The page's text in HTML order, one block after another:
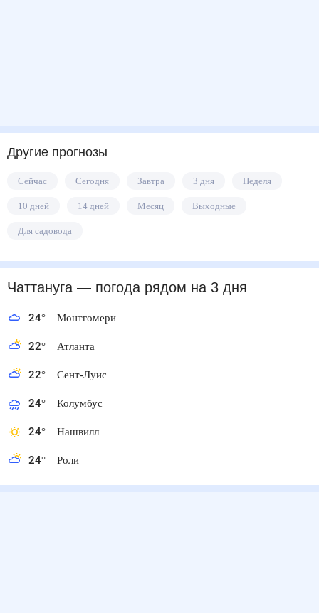
Другие прогнозы
Сейчас Сегодня Завтра 3 дня Неделя
10 дней 14 дней Месяц Выходные
Для садовода
Чаттануга — погода рядомна 3 дня
24° Монтгомери
22° Атланта
22° Сент-Луис
24° Колумбус
24° Нашвилл
24° Роли